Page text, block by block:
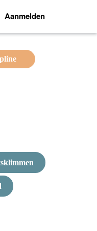
Aanmelden